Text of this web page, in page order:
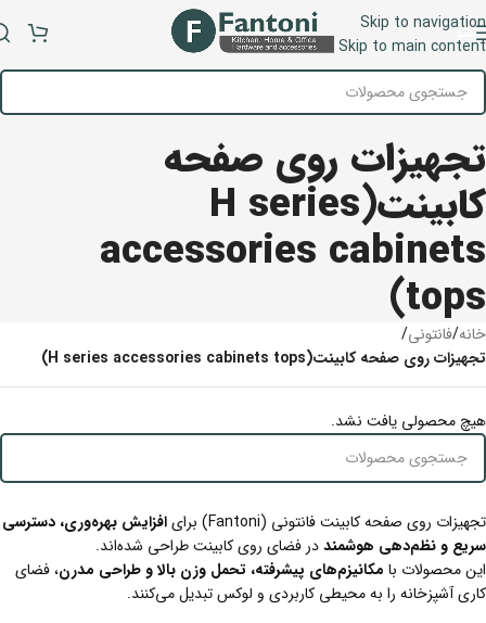
Skip to navigation
Skip to main content
منو
تجهیزات روی صفحه
کابینت(H series
accessories cabinets
tops)
خانه/فانتونی/
تجهیزات روی صفحه کابینت(H series accessories cabinets tops)
هیچ محصولی یافت نشد.
تجهیزات روی صفحه کابینت فانتونی (Fantoni) برای
افزایش بهره‌وری، دسترسی
سریع و نظم‌دهی هوشمنددر فضای روی کابینت طراحی شده‌اند.
این محصولات با مکانیزم‌های پیشرفته، تحمل وزن بالا و طراحی مدرن، فضای
کاری آشپزخانه را به محیطی کاربردی و لوکس تبدیل می‌کنند.